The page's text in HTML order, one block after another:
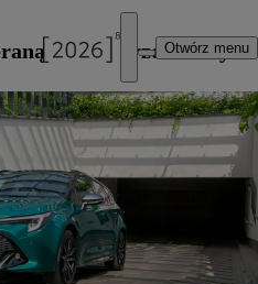
Otwórz menu
marką przez firmy